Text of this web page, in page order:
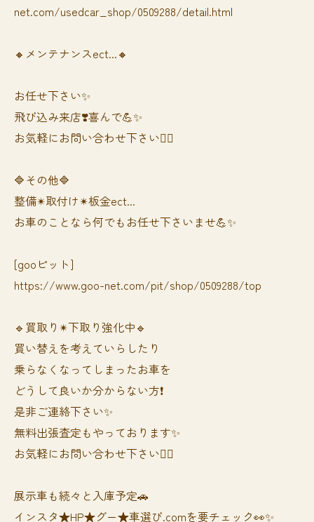
net.com/usedcar_shop/0509288/detail.html
🔸メンテナンスect...🔸
お任せ下さい✨
飛び込み来店❣️喜んで💪✨
お気軽にお問い合わせ下さい🙆‍♀️
🔷その他🔷
整備✴︎取付け✴︎板金ect...
お車のことなら何でもお任せ下さいませ💪✨
[gooピット]
https://www.goo-net.com/pit/shop/0509288/top
🔹買取り✴︎下取り強化中🔹
買い替えを考えていらしたり
乗らなくなってしまったお車を
どうして良いか分からない方❗️
是非ご連絡下さい✨
無料出張査定もやっております✨
お気軽にお問い合わせ下さい🙆‍♀️
展示車も続々と入庫予定🚗
インスタ★HP★グー★車選び.comを要チェック👀✨